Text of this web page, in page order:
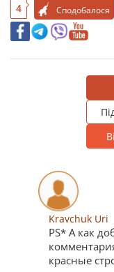
4 Сподобалося
Kravchuk Uri
PS* А как
красные